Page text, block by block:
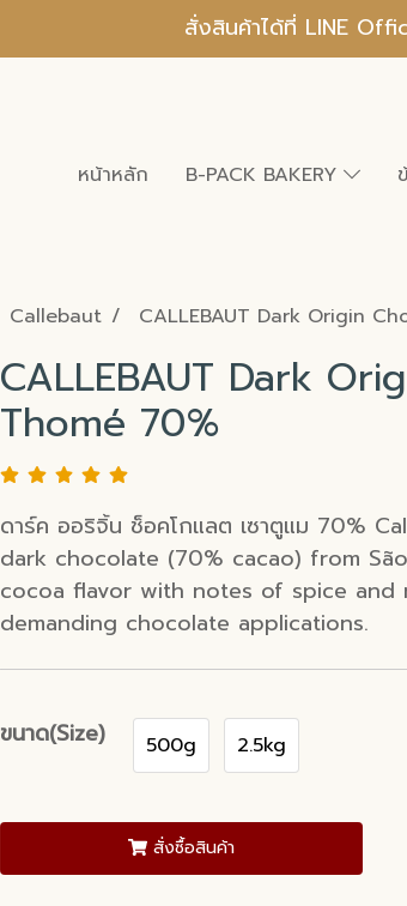
สั่งสินค้าได้ที่ LINE
หน้าหลัก B-PACK BAKERY
Callebaut CALLEBAUT Dark Origin
CALLEBAUT Dark
Thomé 70%
ดาร์ค ออริจิ้น ช็อคโกแลต เซาตูแม 70%
dark chocolate (70% cacao) from
cocoa flavor with notes of spice
demanding chocolate applications.
ขนาด(Size) 500g 2.5kg
สั่งซื้อสินค้า